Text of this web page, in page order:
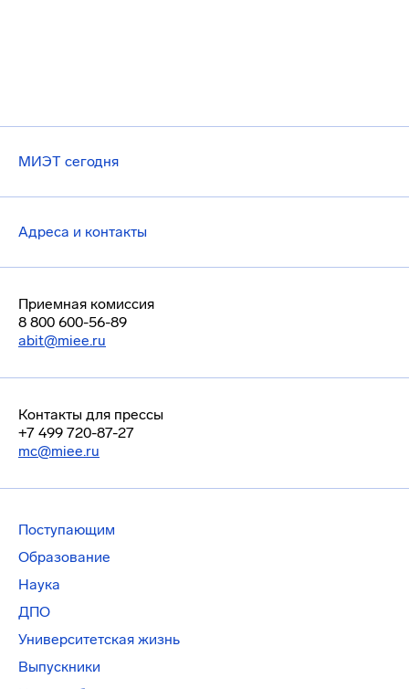
МИЭТ сегодня
Адреса и контакты
Приемная комиссия
8 800 600-56-89
abit@miee.ru
Контакты для прессы
+7 499 720-87-27
mc@miee.ru
Поступающим
Образование
Наука
ДПО
Университетская жизнь
Выпускники